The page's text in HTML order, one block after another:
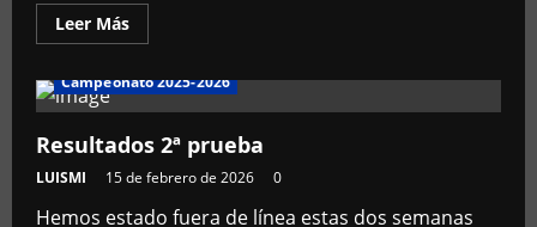
Leer MásLeer
más
Resultados
3°
Prueba
del
Campeonato
Provincial
Campeonato 2025-2026
Resultados 2ª prueba
LUISMI 15 de febrero de 2026 0
Hemos estado fuera de línea estas dos semanas